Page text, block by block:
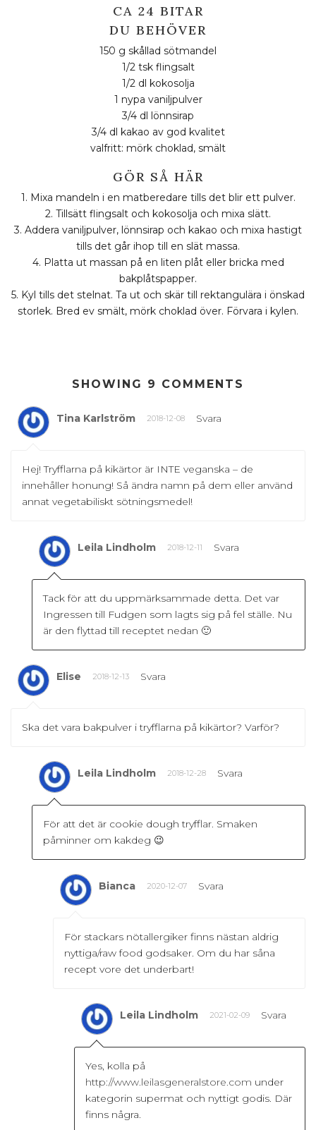
CA 24 BITAR
DU BEHÖVER
150 g skållad sötmandel
1/2 tsk flingsalt
1/2 dl kokosolja
1 nypa vaniljpulver
3/4 dl lönnsirap
3/4 dl kakao av god kvalitet
valfritt: mörk choklad, smält
GÖR SÅ HÄR
1. Mixa mandeln i en matberedare tills det blir ett pulver.
2. Tillsätt flingsalt och kokosolja och mixa slätt.
3. Addera vaniljpulver, lönnsirap och kakao och mixa hastigt
tills det går ihop till en slät massa.
4. Platta ut massan på en liten plåt eller bricka med
bakplåtspapper.
5. Kyl tills det stelnat. Ta ut och skär till rektangulära i önskad
storlek. Bred ev smält, mörk choklad över. Förvara i kylen.
SHOWING 9 COMMENTS
Tina Karlström 2018-12-08 Svara
Hej! Tryfflarna på kikärtor är INTE veganska – de
innehåller honung! Så ändra namn på dem eller använd
annat vegetabiliskt sötningsmedel!
Leila Lindholm 2018-12-11 Svara
Tack för att du uppmärksammade detta. Det var
Ingressen till Fudgen som lagts sig på fel ställe. Nu
är den flyttad till receptet nedan 🙂
Elise 2018-12-13 Svara
Ska det vara bakpulver i tryfflarna på kikärtor? Varför?
Leila Lindholm 2018-12-28 Svara
För att det är cookie dough tryfflar. Smaken
påminner om kakdeg 😉
Bianca 2020-12-07 Svara
För stackars nötallergiker finns nästan aldrig
nyttiga/raw food godsaker. Om du har såna
recept vore det underbart!
Leila Lindholm 2021-02-09 Svara
Yes, kolla på
http://www.leilasgeneralstore.com under
kategorin supermat och nyttigt godis. Där
finns några.